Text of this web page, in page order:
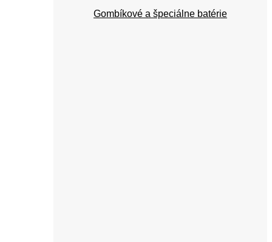
Gombíkové a špeciálne batérie